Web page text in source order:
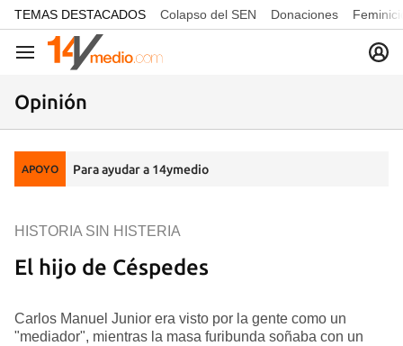
common.go-to-content
TEMAS DESTACADOS Colapso del SEN Donaciones
Navegación
Opinión
APOYO Para ayudar a 14ymedio
El hijo de Céspedes
HISTORIA SIN HISTERIA
Carlos Manuel Junior era visto por la gente como un
"mediador", mientras la masa furibunda soñaba con un